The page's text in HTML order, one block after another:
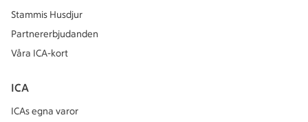
Stammis Husdjur
Partnererbjudanden
Våra ICA-kort
ICA
ICAs egna varor